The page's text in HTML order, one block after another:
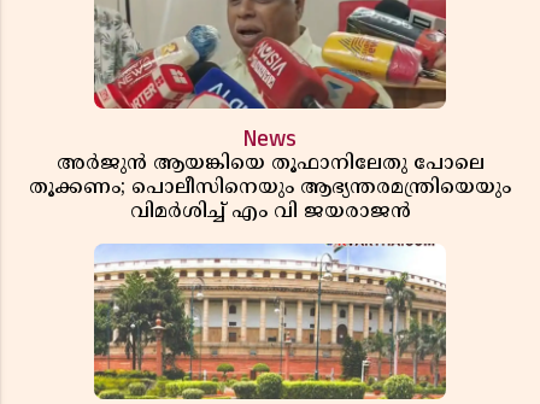
News
അർജുൻ ആയങ്കിയെ തൂഫാനിലേതു പോലെ
തൂക്കണം; പൊലീസിനെയും ആഭ്യന്തരമന്ത്രിയെയും
വിമർശിച്ച് എം വി ജയരാജൻ